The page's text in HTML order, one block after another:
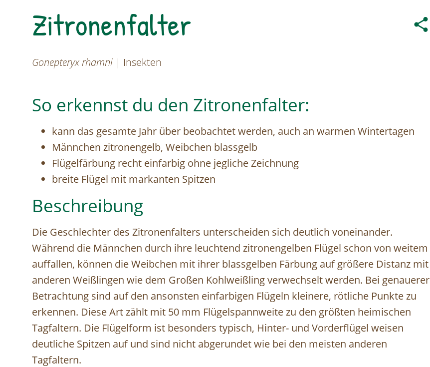
Zitronenfalter
Gonepteryx rhamni | Insekten
So erkennst du den Zitronenfalter:
kann das gesamte Jahr über beobachtet werden, auch an warmen Wintertagen
Männchen zitronengelb, Weibchen blassgelb
Flügelfärbung recht einfarbig ohne jegliche Zeichnung
breite Flügel mit markanten Spitzen
Beschreibung
Die Geschlechter des Zitronenfalters unterscheiden sich deutlich voneinander.
Während die Männchen durch ihre leuchtend zitronengelben Flügel schon von weitem
auffallen, können die Weibchen mit ihrer blassgelben Färbung auf größere Distanz mit
anderen Weißlingen wie dem Großen Kohlweißling verwechselt werden. Bei genauerer
Betrachtung sind auf den ansonsten einfarbigen Flügeln kleinere, rötliche Punkte zu
erkennen. Diese Art zählt mit 50 mm Flügelspannweite zu den größten heimischen
Tagfaltern. Die Flügelform ist besonders typisch, Hinter- und Vorderflügel weisen
deutliche Spitzen auf und sind nicht abgerundet wie bei den meisten anderen
Tagfaltern.